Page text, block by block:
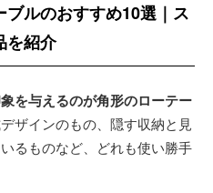
ルのおすすめ10選｜ス
を紹介
を与えるのが角形のローテー
ザインのもの、隠す収納と見
るものなど、どれも使い勝手